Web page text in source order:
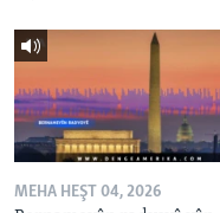
MEHA HEŞT 04, 2026